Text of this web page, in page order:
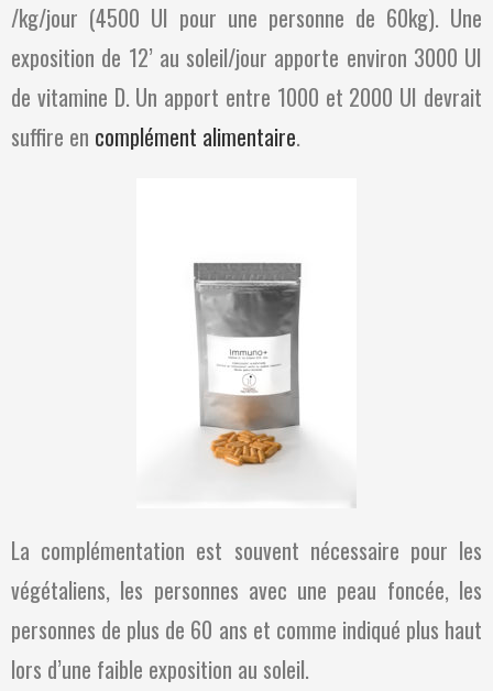
/kg/jour (4500 UI pour une personne de 60kg). Une
exposition de 12’ au soleil/jour apporte environ 3000 UI
de vitamine D. Un apport entre 1000 et 2000 UI devrait
suffire en complément alimentaire.
La complémentation est souvent nécessaire pour les
végétaliens, les personnes avec une peau foncée, les
personnes de plus de 60 ans et comme indiqué plus haut
lors d’une faible exposition au soleil.